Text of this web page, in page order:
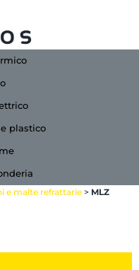
plastico
e malte refrattarie > MLZ